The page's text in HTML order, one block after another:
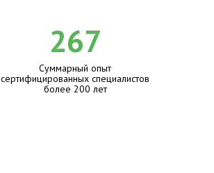
267
Суммарный опыт
сертифицированных специалистов
более 200 лет